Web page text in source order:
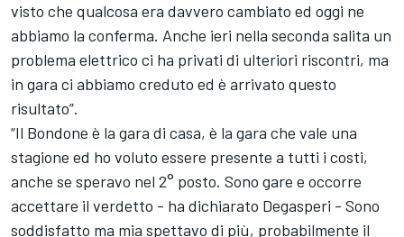
visto che qualcosa era davvero cambiato ed oggi ne
abbiamo la conferma. Anche ieri nella seconda salita un
problema elettrico ci ha privati di ulteriori riscontri, ma
in gara ci abbiamo creduto ed è arrivato questo
risultato”.
“Il Bondone è la gara di casa, è la gara che vale una
stagione ed ho voluto essere presente a tutti i costi,
anche se speravo nel 2° posto. Sono gare e occorre
accettare il verdetto - ha dichiarato Degasperi - Sono
soddisfatto ma mia spettavo di più, probabilmente il